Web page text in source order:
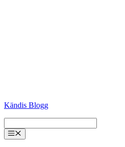
Kändis Blogg
Menu